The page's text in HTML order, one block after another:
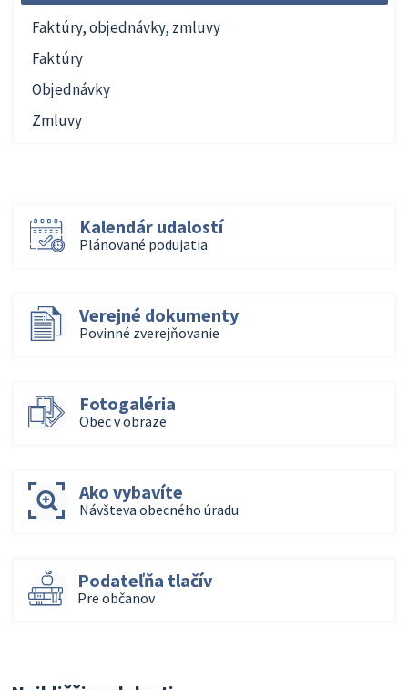
Faktúry, objednávky, zmluvy
Faktúry
Objednávky
Zmluvy
Kalendár udalostí
Plánované podujatia
Verejné dokumenty
Povinné zverejňovanie
Fotogaléria
Obec v obraze
Ako vybavíte
Návšteva obecného úradu
Podateľňa tlačív
Pre občanov